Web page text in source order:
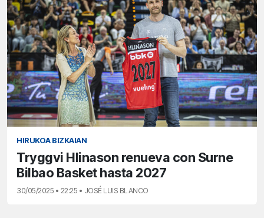
HIRUKOA BIZKAIAN
Tryggvi Hlinason renueva con Surne
Bilbao Basket hasta 2027
30/05/2025 • 22:25 • JOSÉ LUIS BLANCO